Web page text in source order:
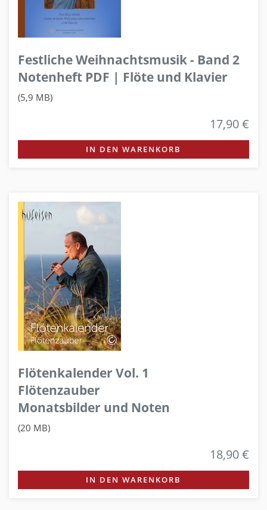
Festliche Weihnachtsmusik - Band 2
Notenheft PDF | Flöte und Klavier
(5,9 MB)
17,90 €
IN DEN WARENKORB
Flötenkalender Vol. 1
Flötenzauber
Monatsbilder und Noten
(20 MB)
18,90 €
IN DEN WARENKORB